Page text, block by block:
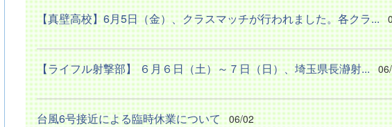
【真壁高校】6月5日（金）、クラスマッチが行われました。各クラ...
【ライフル射撃部】 ６月６日（土）～７日（日）、埼玉県長瀞射...
台風6号接近による臨時休業について 06/02